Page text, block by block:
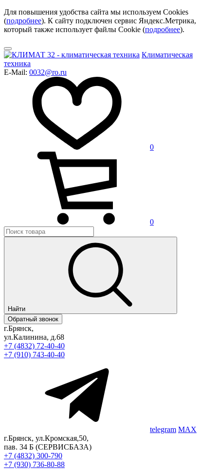
Для повышения удобства сайта мы используем Cookies
(подробнее). К сайту подключен сервис Яндекс.Метрика,
который также использует файлы Cookie (подробнее).
Климатическая
техника
E-Mail: 0032@ro.ru
0
0
Найти
Обратный звонок
г.Брянск,
ул.Калинина, д.68
+7 (4832) 72-40-40
+7 (910) 743-40-40
telegram MAX
г.Брянск, ул.Кромская,50,
пав. 34 Б (СЕРВИСБАЗА)
+7 (4832) 300-790
+7 (930) 736-80-88